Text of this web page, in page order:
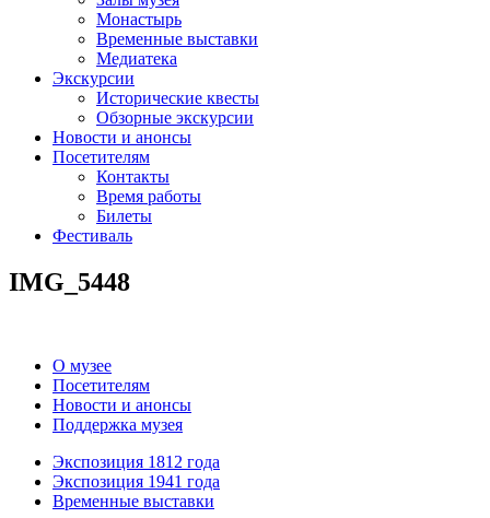
Монастырь
Временные выставки
Медиатека
Экскурсии
Исторические квесты
Обзорные экскурсии
Новости и анонсы
Посетителям
Контакты
Время работы
Билеты
Фестиваль
IMG_5448
О музее
Посетителям
Новости и анонсы
Поддержка музея
Экспозиция 1812 года
Экспозиция 1941 года
Временные выставки